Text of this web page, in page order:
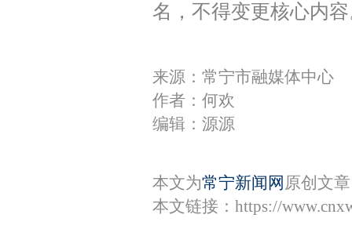
名，不得变更核心内
来源：常宁市融媒体中心
作者：何欢
编辑：源源
本文为常宁新闻网 原创文
本文链接： https://